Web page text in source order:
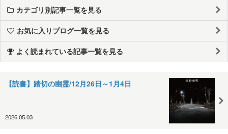
カテゴリ別記事一覧を見る
お気に入りブログ一覧を見る
よく読まれている記事一覧を見る
【読書】踏切の幽霊/12月26日～1月4日
2026.05.03